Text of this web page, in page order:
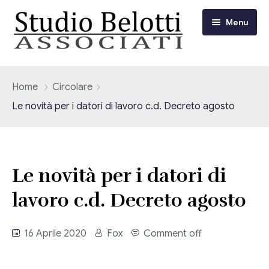
Menu
I nostri servizi
Contabilità
Adempimenti Dichiarativi e Fiscali
Circolari Flash
Eventi
Home
Circolare
Le novità per i datori di lavoro c.d. Decreto agosto
Le novità per i datori di
lavoro c.d. Decreto agosto
16 Aprile 2020 Fox Comment off